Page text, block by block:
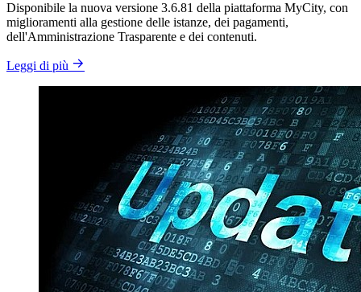
Disponibile la nuova versione 3.6.81 della piattaforma MyCity, con
miglioramenti alla gestione delle istanze, dei pagamenti,
dell'Amministrazione Trasparente e dei contenuti.
Leggi di più